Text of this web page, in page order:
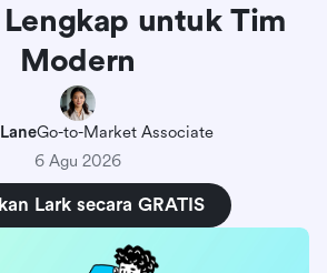
Lengkap untuk Tim
Modern
Go-to-Market Associate
6 Agu 2026
Lark secara GRATIS